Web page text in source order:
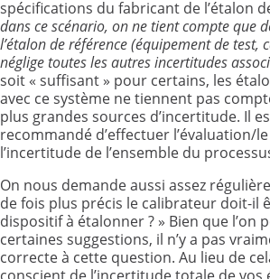
spécifications du fabricant de l’étalon
dans ce scénario, on ne tient compte que
l’étalon de référence (équipement de test,
néglige toutes les autres incertitudes
soit « suffisant » pour certains, les
avec ce système ne tiennent pas
plus grandes sources d’incertitude. Il
recommandé d’effectuer l’évaluation/
l’incertitude de l’ensemble du
On nous demande aussi assez
de fois plus précis le calibrateur doit-il
dispositif à étalonner ? » Bien que l’on
certaines suggestions, il n’y a pas
correcte à cette question. Au lieu de